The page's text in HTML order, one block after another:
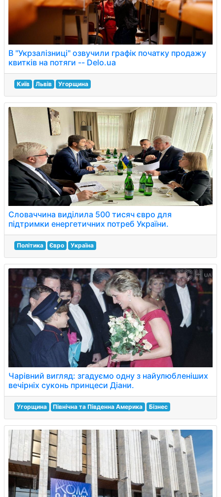
В "Укрзалізниці" озвучили графік початку продажу
квитків на потяги -- Delo.ua
Київ Львів Угорщина
Словаччина виділила 500 тисяч євро для
підтримки енергетичних потреб України.
Політика Євро Україна
Чарівний вигляд: згадуємо одну з найулюбленіших
вечірніх суконь принцеси Діани.
Угорщина Північна та Південна Америка Бізнес